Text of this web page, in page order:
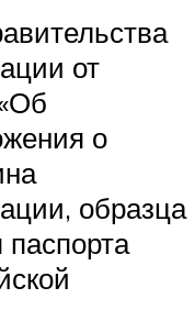
от
о
образца